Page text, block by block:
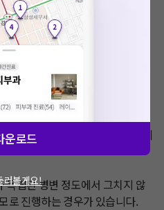
게 생길지는 아무도 예측을 할
다 열심히 주사를 맞으면 그 선
지만, 맞다 보면 은근히 시원하기
독립된 병변 정도에서 그치지 않
로 진행하는 경우가 있습니다.
운로드
러볼게요!